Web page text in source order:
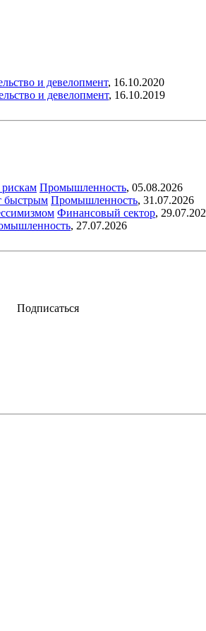
и девелопмент, 16.10.2020
и девелопмент, 16.10.2019
Промышленность, 05.08.2026
быстрым Промышленность, 31.07.2026
Финансовый сектор,
, 27.07.2026
Подписаться